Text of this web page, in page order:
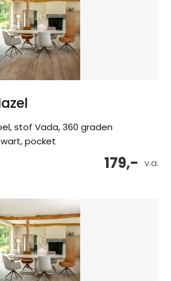
stof Vada, 360 graden
pocket
v.a.
179,-